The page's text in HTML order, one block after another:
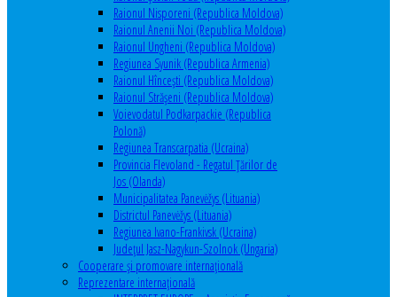
Raionul Nisporeni (Republica Moldova)
Raionul Anenii Noi (Republica Moldova)
Raionul Ungheni (Republica Moldova)
Regiunea Syunik (Republica Armenia)
Raionul Hîncești (Republica Moldova)
Raionul Străşeni (Republica Moldova)
Voievodatul Podkarpackie (Republica
Polonă)
Regiunea Transcarpatia (Ucraina)
Provincia Flevoland - Regatul Ţărilor de
Jos (Olanda)
Municipalitatea Panevėžys (Lituania)
Districtul Panevėžys (Lituania)
Regiunea Ivano-Frankivsk (Ucraina)
Judeţul Jasz-Nagykun-Szolnok (Ungaria)
Cooperare şi promovare internaţională
Reprezentare internaţională